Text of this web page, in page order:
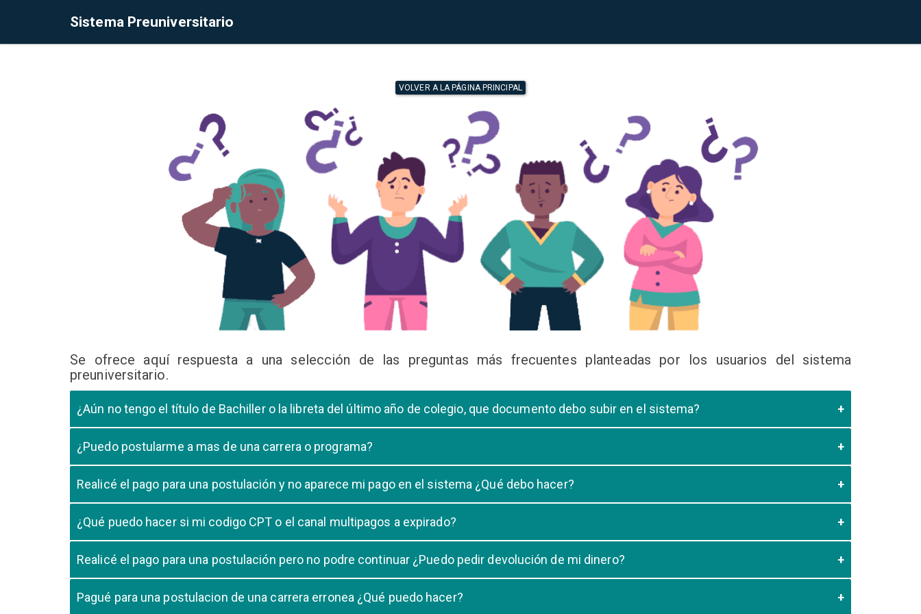
Sistema Preuniversitario
VOLVER A LA PÁGINA PRINCIPAL
Se ofrece aquí respuesta a una selección de las preguntas más frecuentes planteadas por los usuarios del sistema
preuniversitario.
¿Aún no tengo el título de Bachiller o la libreta del último año de colegio, que documento debo subir en el sistema?
cursando el ultimo año.
¿Puedo postularme a mas de una carrera o programa?
Realicé el pago para una postulación y no aparece mi pago en el sistema ¿Qué debo hacer?
pago, debe comunicarse con su unidad de admisión e indicar que no se registró su pago.
¿Qué puedo hacer si mi codigo CPT o el canal multipagos a expirado?
su postulación.
Realicé el pago para una postulación pero no podre continuar ¿Puedo pedir devolución de mi dinero?
Pagué para una postulacion de una carrera erronea ¿Qué puedo hacer?